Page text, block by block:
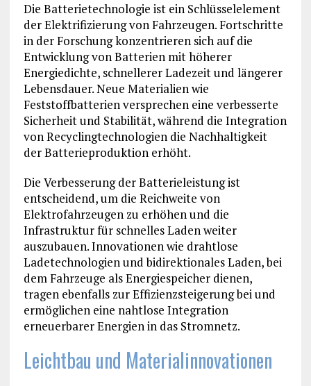
Die Batterietechnologie ist ein Schlüsselelement
der Elektrifizierung von Fahrzeugen. Fortschritte
in der Forschung konzentrieren sich auf die
Entwicklung von Batterien mit höherer
Energiedichte, schnellerer Ladezeit und längerer
Lebensdauer. Neue Materialien wie
Feststoffbatterien versprechen eine verbesserte
Sicherheit und Stabilität, während die Integration
von Recyclingtechnologien die Nachhaltigkeit
der Batterieproduktion erhöht.
Die Verbesserung der Batterieleistung ist
entscheidend, um die Reichweite von
Elektrofahrzeugen zu erhöhen und die
Infrastruktur für schnelles Laden weiter
auszubauen. Innovationen wie drahtlose
Ladetechnologien und bidirektionales Laden, bei
dem Fahrzeuge als Energiespeicher dienen,
tragen ebenfalls zur Effizienzsteigerung bei und
ermöglichen eine nahtlose Integration
erneuerbarer Energien in das Stromnetz.
Leichtbau und Materialinnovationen